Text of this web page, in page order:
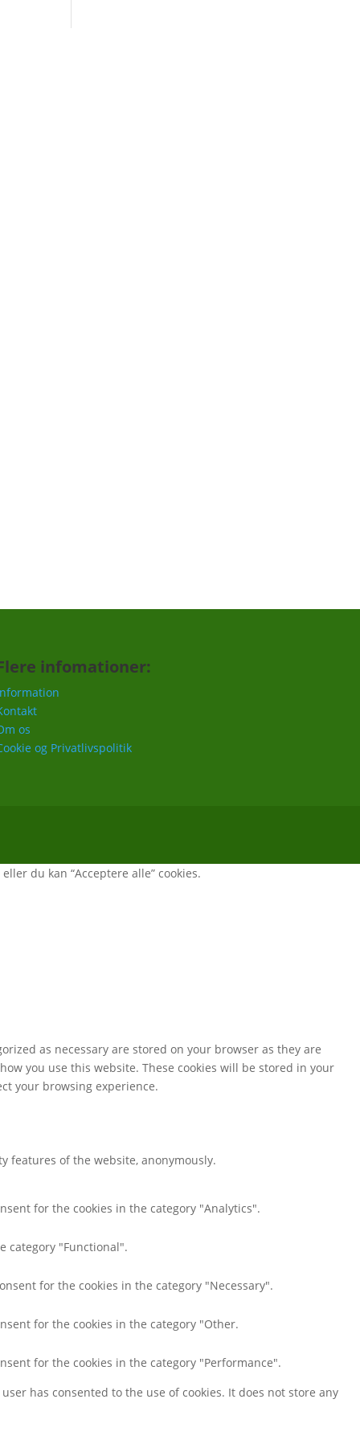
infomationer:
os
og Privatlivspolitik
du kan “Acceptere alle” cookies.
as necessary are stored on your browser as they are
you use this website. These cookies will be stored in your
your browsing experience.
features of the website, anonymously.
for the cookies in the category "Analytics".
category "Functional".
for the cookies in the category "Necessary".
for the cookies in the category "Other.
for the cookies in the category "Performance".
has consented to the use of cookies. It does not store any